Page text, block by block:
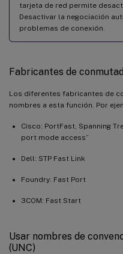
tarjeta de red permite
Desactivar la negociación
problemas de conexión.
Fabricantes de
Los diferentes fabricantes de
nombres a esta función. Por
Cisco: PortFast, Spanning
port mode access”
Dell: STP Fast Link
Foundry: Fast Port
3COM: Fast Start
Usar nombres de
(UNC)